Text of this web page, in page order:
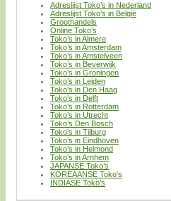
Adreslijst Toko’s in Nederland
Adreslijst Toko’s in België
Groothandels
Online Toko’s
Toko’s in Almere
Toko’s in Amsterdam
Toko’s in Amstelveen
Toko’s in Beverwijk
Toko’s in Groningen
Toko’s in Leiden
Toko’s in Den Haag
Toko’s in Delft
Toko’s in Rotterdam
Toko’s in Utrecht
Toko’s Den Bosch
Toko’s in Tilburg
Toko’s in Eindhoven
Toko’s in Helmond
Toko’s in Arnhem
JAPANSE Toko’s
KOREAANSE Toko’s
INDIASE Toko’s